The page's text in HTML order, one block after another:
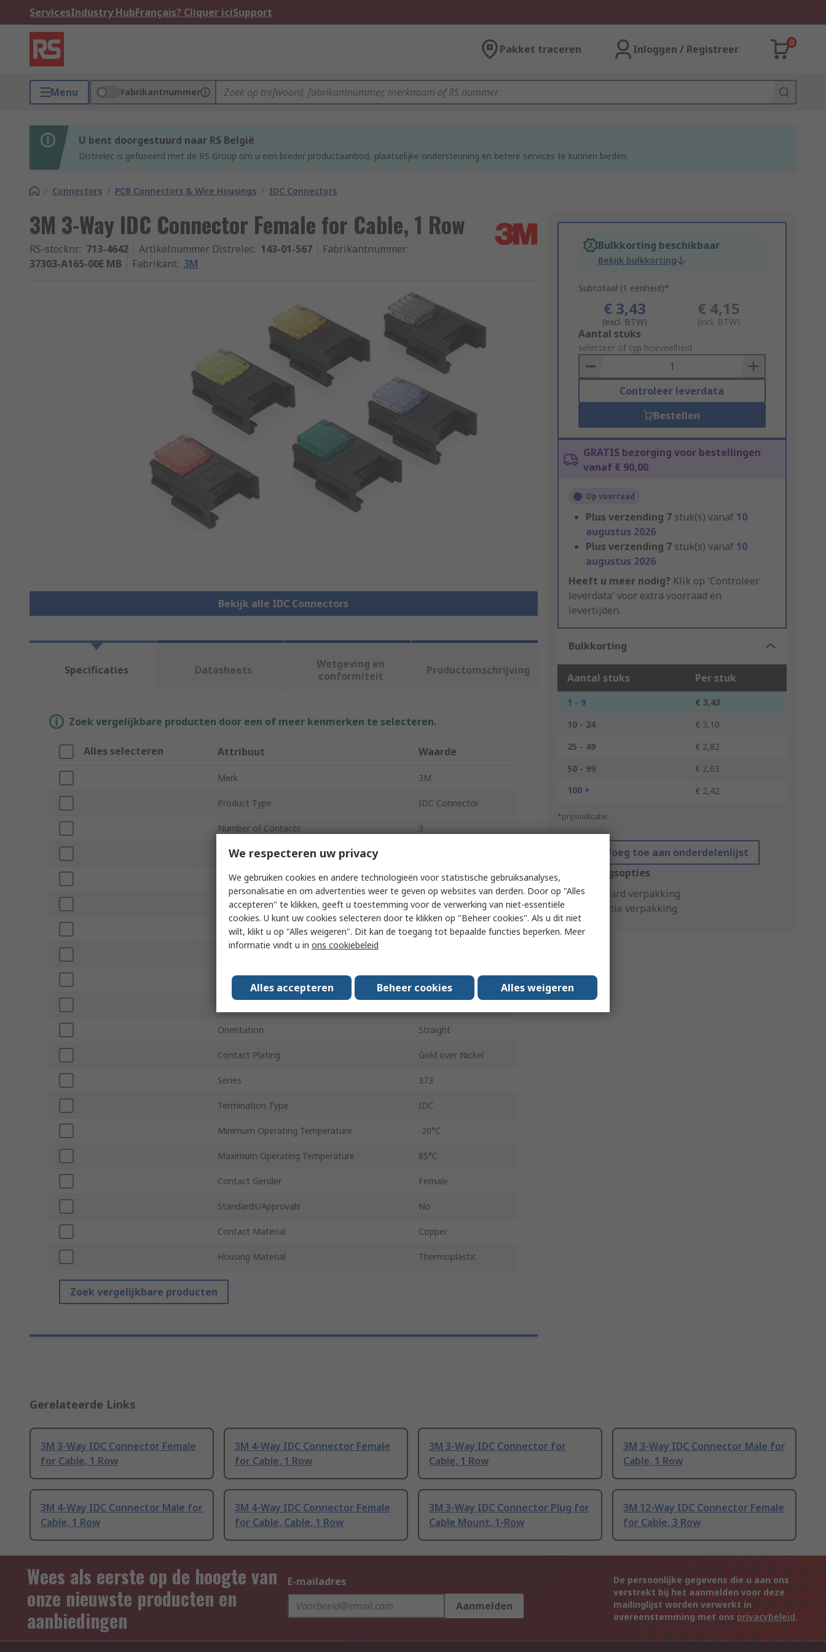
ServicesIndustry HubFrançais? Cliquer iciSupport
Pakket traceren Inloggen / Registreer
0
Menu Fabrikantnummer
U bent doorgestuurd naar RS België
Distrelec is gefuseerd met de RS Group om u een breder productaanbod, plaatselijke ondersteuning en betere services te kunnen bieden.
/ Connectors / PCB Connectors & Wire Housings / IDC Connectors
3M 3-Way IDC Connector Female for Cable, 1 Row
RS-stocknr.: 713-4642 Artikelnummer Distrelec: 143-01-567 Fabrikantnummer:
37303-A165-00E MB
Fabrikant: 3M
Bekijk alle IDC Connectors
Bulkkorting beschikbaar
Bekijk bulkkorting
Subtotaal (1 eenheid)*
€ 3,43
(excl. BTW)
€ 4,15
(incl. BTW)
Add
to
Basket
Aantal stuks
selecteer of typ hoeveelheid
Controleer leverdata
Bestellen
GRATIS bezorging voor bestellingen
vanaf € 90,00
Op voorraad
Plus verzending 7 stuk(s) vanaf 10
augustus 2026
Plus verzending 7 stuk(s) vanaf 10
augustus 2026
Heeft u meer nodig? Klik op 'Controleer
leverdata' voor extra voorraad en
levertijden.
Bulkkorting
Aantal stuks Per stuk
1 - 9
€ 3,43
10 - 24
€ 3,10
25 - 49
€ 2,82
50 - 99
€ 2,63
100 +
€ 2,42
*prijsindicatie
Voeg toe aan onderdelenlijst
Verpakkingsopties
Standaard verpakking
Productie verpakking
Specificaties Datasheets
Wetgeving en
conformiteit
Productomschrijving
Zoek vergelijkbare producten door een of meer kenmerken te selecteren.
Alles selecteren Attribuut Waarde
Merk 3M
Product Type IDC Connector
Number of Contacts 3
Number of Rows
Current 3A
Pitch 2mm
Connector Gender Female
Mount Type
Orientation Straight
Contact Plating Gold over Nickel
Series 373
Termination Type IDC
Minimum Operating Temperature -20°C
Maximum Operating Temperature 85°C
Contact Gender Female
Standards/Approvals No
Contact Material Copper
Housing Material Thermoplastic
Zoek vergelijkbare producten
Gerelateerde Links
3M 3-Way IDC Connector Female
for Cable, 1 Row
3M 4-Way IDC Connector Female
for Cable, 1 Row
3M 3-Way IDC Connector for
Cable, 1 Row
3M 3-Way IDC Connector Male for
Cable, 1 Row
3M 4-Way IDC Connector Male for
Cable, 1 Row
3M 4-Way IDC Connector Female
for Cable, Cable, 1 Row
3M 3-Way IDC Connector Plug for
Cable Mount, 1-Row
3M 12-Way IDC Connector Female
for Cable, 3 Row
Wees als eerste op de hoogte van
onze nieuwste producten en
aanbiedingen
E-mailadres
Aanmelden
De persoonlijke gegevens die u aan ons
verstrekt bij het aanmelden voor deze
mailinglijst worden verwerkt in
overeenstemming met ons privacybeleid.
We respecteren uw privacy
We gebruiken cookies en andere technologieën voor statistische gebruiksanalyses,
personalisatie en om advertenties weer te geven op websites van derden. Door op "Alles
accepteren" te klikken, geeft u toestemming voor de verwerking van niet-essentiële
cookies. U kunt uw cookies selecteren door te klikken op "Beheer cookies". Als u dit niet
wilt, klikt u op "Alles weigeren". Dit kan de toegang tot bepaalde functies beperken. Meer
informatie vindt u in ons cookiebeleid
Alles accepteren Beheer cookies Alles weigeren